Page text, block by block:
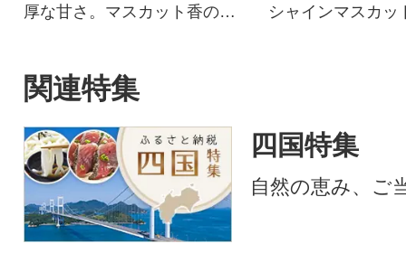
厚な甘さ。マスカット香の芳
トを中心にぶどうをたくさん
作っている農家が自信を持っ
てお届けします。
シャインマスカッ
関連特集
四国特集
自然の恵み、ご